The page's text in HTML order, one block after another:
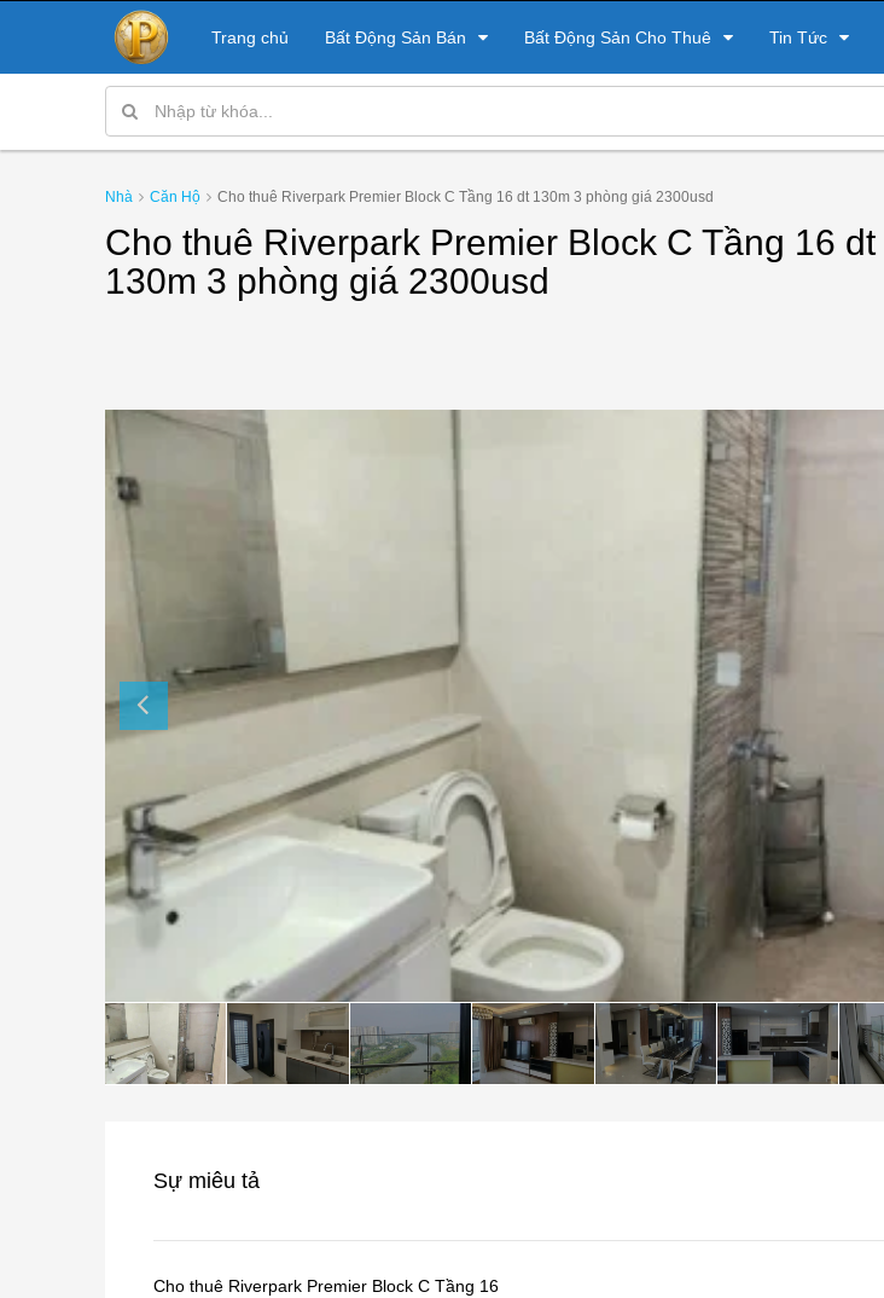
Trang chủ Bất Động Sản Bán Bất Động Sản Cho Thuê Tin Tức
Nhà Căn Hộ Cho thuê Riverpark Premier Block C Tầng 16 dt 130m 3 phòng giá 2300usd
Cho thuê Riverpark Premier Block C Tầng 16 dt
130m 3 phòng giá 2300usd
Sự miêu tả
Cho thuê Riverpark Premier Block C Tầng 16